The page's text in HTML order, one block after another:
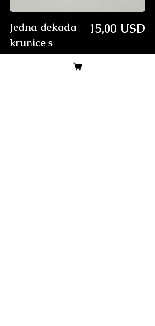
Jedna dekada
krunice s
raspelom
Price
15,00 USD